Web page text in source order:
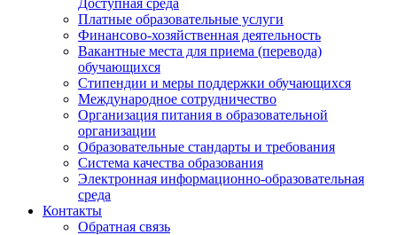
Платные образовательные услуги
Финансово-хозяйственная деятельность
Вакантные места для приема (перевода)
обучающихся
Стипендии и меры поддержки обучающихся
Международное сотрудничество
Организация питания в образовательной
организации
Образовательные стандарты и требования
Система качества образования
Электронная информационно-образовательная
среда
Контакты
Обратная связь